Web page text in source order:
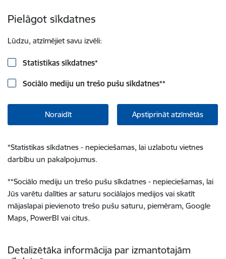
Pielāgot sīkdatnes
Lūdzu, atzīmējiet savu izvēli:
Statistikas sīkdatnes*
Sociālo mediju un trešo pušu sīkdatnes**
Noraidīt Apstiprināt atzīmētās
*Statistikas sīkdatnes - nepieciešamas, lai uzlabotu vietnes
darbību un pakalpojumus.
**Sociālo mediju un trešo pušu sīkdatnes - nepieciešamas, lai
Jūs varētu dalīties ar saturu sociālajos medijos vai skatīt
mājaslapai pievienoto trešo pušu saturu, piemēram, Google
Maps, PowerBI vai citus.
Detalizētāka informācija par izmantotajām